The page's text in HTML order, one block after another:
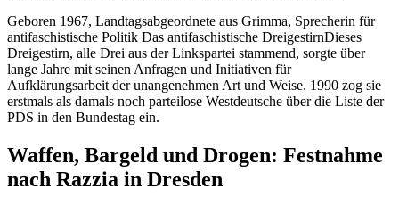
Geboren 1967, Landtagsabgeordnete aus Grimma, Sprecherin für
antifaschistische Politik Das antifaschistische DreigestirnDieses
Dreigestirn, alle Drei aus der Linkspartei stammend, sorgte über
lange Jahre mit seinen Anfragen und Initiativen für
Aufklärungsarbeit der unangenehmen Art und Weise. 1990 zog sie
erstmals als damals noch parteilose Westdeutsche über die Liste der
PDS in den Bundestag ein.
Waffen, Bargeld und Drogen: Festnahme
nach Razzia in Dresden